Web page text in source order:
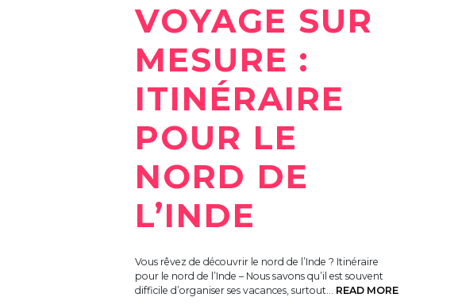
VOYAGE SUR
MESURE :
ITINÉRAIRE
POUR LE
NORD DE
L’INDE
Vous rêvez de découvrir le nord de l’Inde ? Itinéraire
pour le nord de l’Inde – Nous savons qu’il est souvent
difficile d’organiser ses vacances, surtout… READ MORE